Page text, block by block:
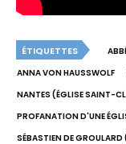
ÉTIQUETTES
ANNA VON HAUSSWOLF
NANTES (ÉGLISE SAINT-
PROFANATION D'UNE
SÉBASTIEN DE